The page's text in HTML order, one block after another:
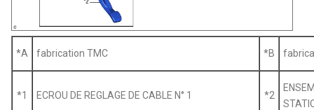
*A fabrication TMC *B
*1 ECROU DE REGLAGE DE CABLE N° 1 *2